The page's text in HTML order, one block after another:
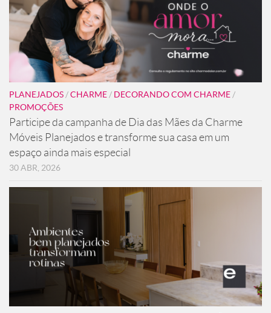
PLANEJADOS /CHARME / DECORANDO COM CHARME /
PROMOÇÕES
Participe da campanha de Dia das Mães da Charme
Móveis Planejados e transforme sua casa em um
espaço ainda mais especial
30 ABR, 2026